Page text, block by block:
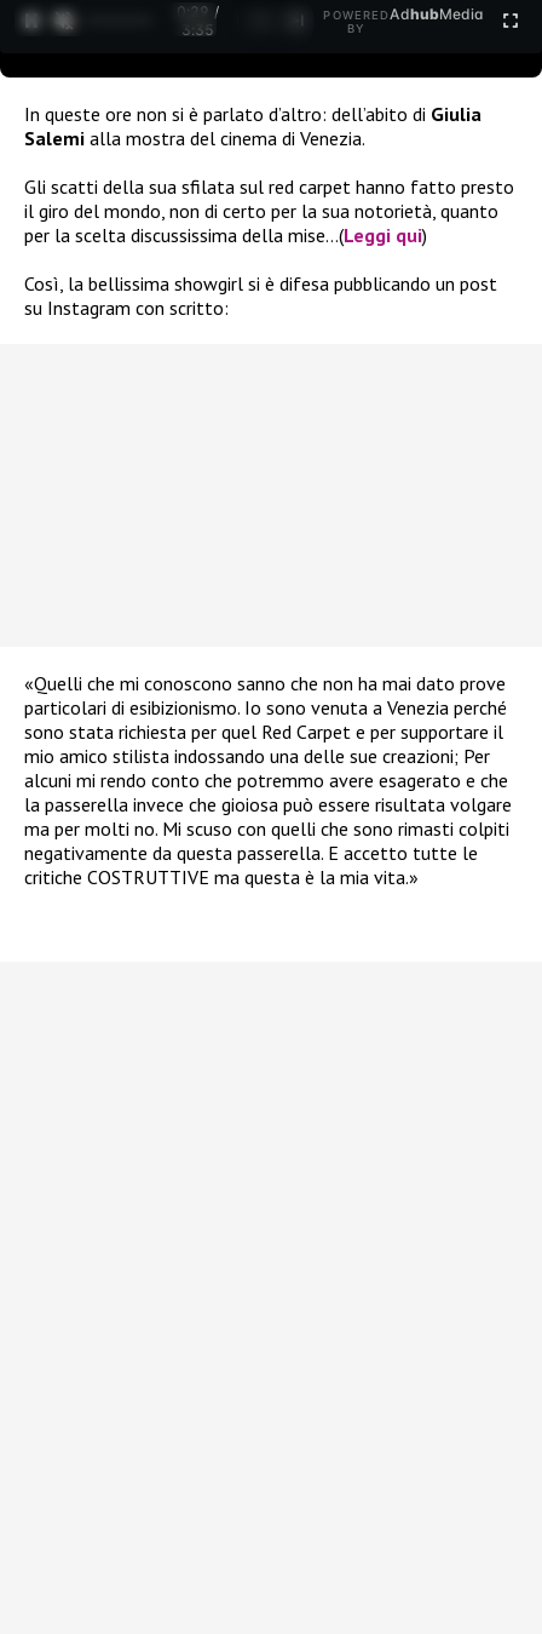
0:30 /
3:35
POWERED
BY
AdhubMedia
In queste ore non si è parlato d’altro: dell’abito di Giulia
Salemi alla mostra del cinema di Venezia.
Gli scatti della sua sfilata sul red carpet hanno fatto presto
il giro del mondo, non di certo per la sua notorietà, quanto
per la scelta discussissima della mise…(Leggi qui)
Così, la bellissima showgirl si è difesa pubblicando un post
su Instagram con scritto:
«Quelli che mi conoscono sanno che non ha mai dato prove
particolari di esibizionismo. Io sono venuta a Venezia perché
sono stata richiesta per quel Red Carpet e per supportare il
mio amico stilista indossando una delle sue creazioni; Per
alcuni mi rendo conto che potremmo avere esagerato e che
la passerella invece che gioiosa può essere risultata volgare
ma per molti no. Mi scuso con quelli che sono rimasti colpiti
negativamente da questa passerella. E accetto tutte le
critiche COSTRUTTIVE ma questa è la mia vita.»